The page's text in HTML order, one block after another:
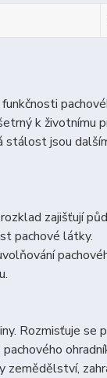
k
jsou
zajišťují
pachové látky.
Rozmisťuje se
zemědělství,